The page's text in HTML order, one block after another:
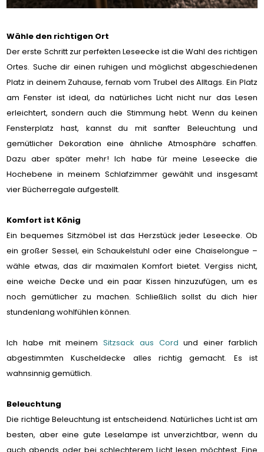
Wähle den richtigen Ort
Der erste Schritt zur perfekten Leseecke ist die Wahl des richtigen
Ortes. Suche dir einen ruhigen und möglichst abgeschiedenen
Platz in deinem Zuhause, fernab vom Trubel des Alltags. Ein Platz
am Fenster ist ideal, da natürliches Licht nicht nur das Lesen
erleichtert, sondern auch die Stimmung hebt. Wenn du keinen
Fensterplatz hast, kannst du mit sanfter Beleuchtung und
gemütlicher Dekoration eine ähnliche Atmosphäre schaffen.
Dazu aber später mehr! Ich habe für meine Leseecke die
Hochebene in meinem Schlafzimmer gewählt und insgesamt
vier Bücherregale aufgestellt.
Komfort ist König
Ein bequemes Sitzmöbel ist das Herzstück jeder Leseecke. Ob
ein großer Sessel, ein Schaukelstuhl oder eine Chaiselongue –
wähle etwas, das dir maximalen Komfort bietet. Vergiss nicht,
eine weiche Decke und ein paar Kissen hinzuzufügen, um es
noch gemütlicher zu machen. Schließlich sollst du dich hier
stundenlang wohlfühlen können.
Ich habe mit meinemSitzsack aus Cord und einer farblich
abgestimmten Kuscheldecke alles richtig gemacht. Es ist
wahnsinnig gemütlich.
Beleuchtung
Die richtige Beleuchtung ist entscheidend. Natürliches Licht ist am
besten, aber eine gute Leselampe ist unverzichtbar, wenn du